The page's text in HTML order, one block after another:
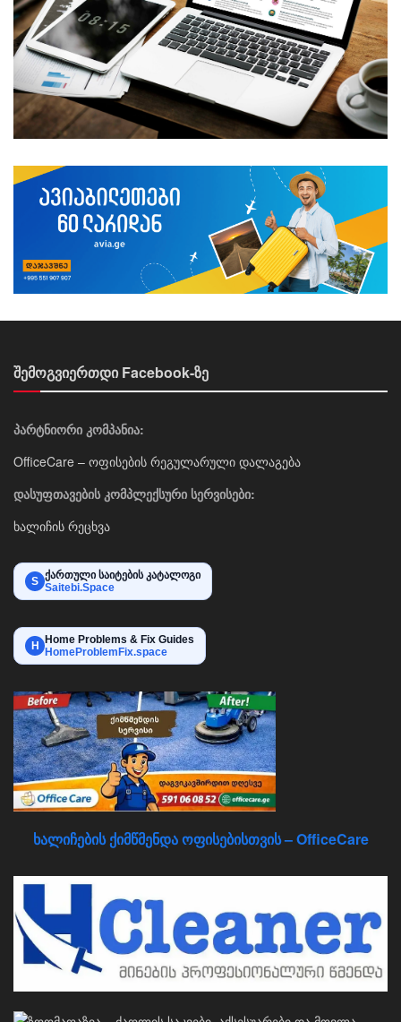
შემოგვიერთდი Facebook-ზე
პარტნიორი კომპანია:
OfficeCare – ოფისების რეგულარული დალაგება
დასუფთავების კომპლექსური სერვისები:
ხალიჩის რეცხვა
S ქართული საიტების კატალოგი
Saitebi.Space
H
Home Problems & Fix Guides
HomeProblemFix.space
ხალიჩების ქიმწმენდა ოფისებისთვის – OfficeCare